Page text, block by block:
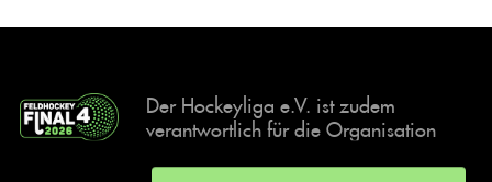
Der Hockeyliga e.V. ist zudem
verantwortlich für die Organisation